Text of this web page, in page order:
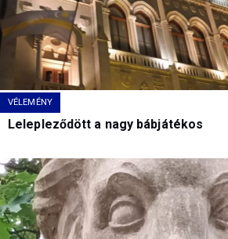
VÉLEMÉNY
Lelepleződött a nagy bábjátékos